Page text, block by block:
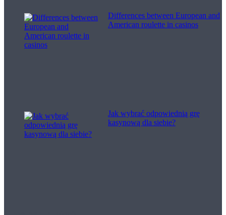
Differences between European and
American roulette in casinos
Jak wybrać odpowiednią grę
kasynową dla siebie?